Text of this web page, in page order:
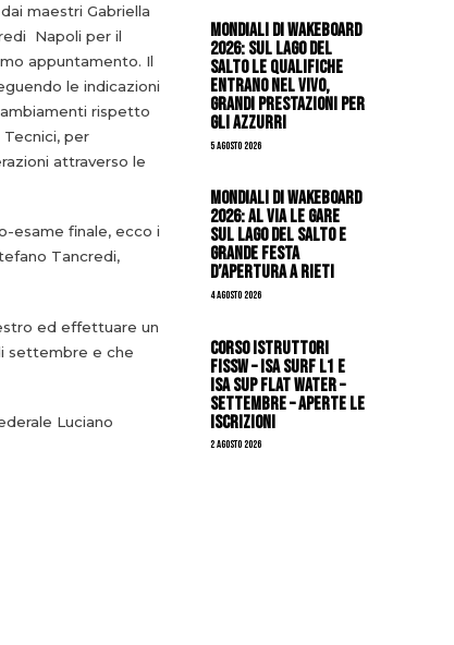
maestri Gabriella
Napoli per il
appuntamento. Il
le indicazioni
rispetto
per
attraverso le
esame finale, ecco i
Tancredi,
ed effettuare un
settembre e che
Luciano
Mondiali di Wakeboard
2026: sul Lago del
Salto le qualifiche
entrano nel vivo,
grandi prestazioni per
gli azzurri
5 Agosto 2026
Mondiali di Wakeboard
2026: al via le gare
sul Lago del Salto e
grande festa
d’apertura a Rieti
4 Agosto 2026
CORSO ISTRUTTORI
FISSW – ISA SURF L1 e
ISA SUP Flat Water –
SETTEMBRE – APERTE LE
ISCRIZIONI
2 Agosto 2026